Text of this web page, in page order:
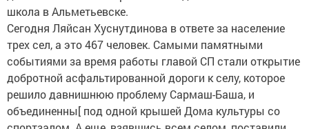
школа в Альметьевске.
Сегодня Ляйсан Хуснутдинова в ответе за население
трех сел, а это 467 человек. Самыми памятными
событиями за время работы главой СП стали открытие
добротной асфальтированной дороги к селу, которое
решило давнишнюю проблему Сармаш-Баша, и
объединенны[ под одной крышей Дома культуры со